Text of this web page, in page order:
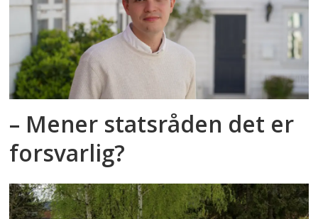
– Mener statsråden det er
forsvarlig?